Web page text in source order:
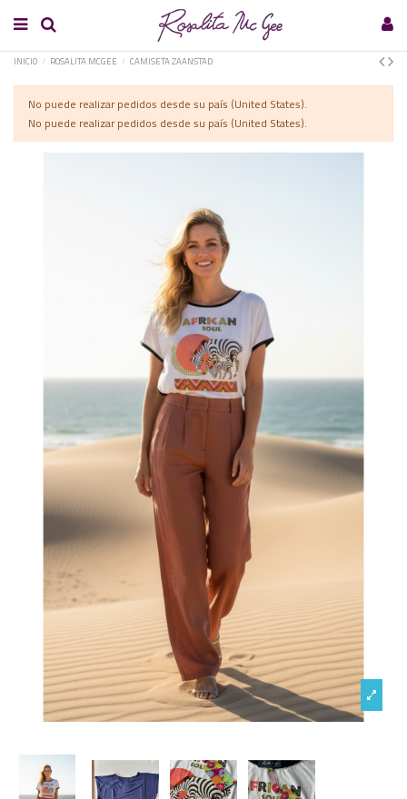
INICIO ROSALITA MCGEE CAMISETA ZAANSTAD
No puede realizar pedidos desde su país (United States).
No puede realizar pedidos desde su país (United States).